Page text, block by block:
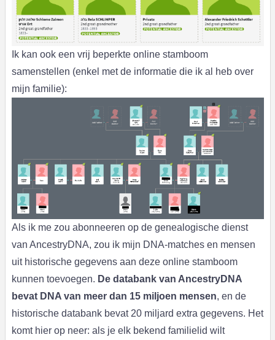
Ik kan ook een vrij beperkte online stamboom
samenstellen (enkel met de informatie die ik al heb over
mijn familie):
Als ik me zou abonneeren op de genealogische dienst
van AncestryDNA, zou ik mijn DNA-matches en mensen
uit historische gegevens aan deze online stamboom
kunnen toevoegen. De databank van AncestryDNA
bevat DNA van meer dan 15 miljoen mensen, en de
historische databank bevat 20 miljard extra gegevens. Het
komt hier op neer: als je elk bekend familielid wilt